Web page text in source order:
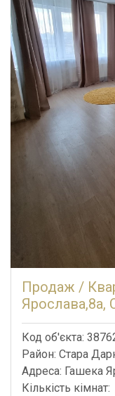
Продаж /
Ярослава,8а,
Код об'єкта:
Район: Стара
Адреса: Гашека
Кількість кімнат: